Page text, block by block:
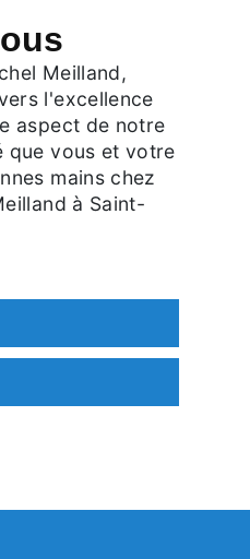
Meilland,
l'excellence
aspect de notre
que vous et votre
mains chez
à Saint-